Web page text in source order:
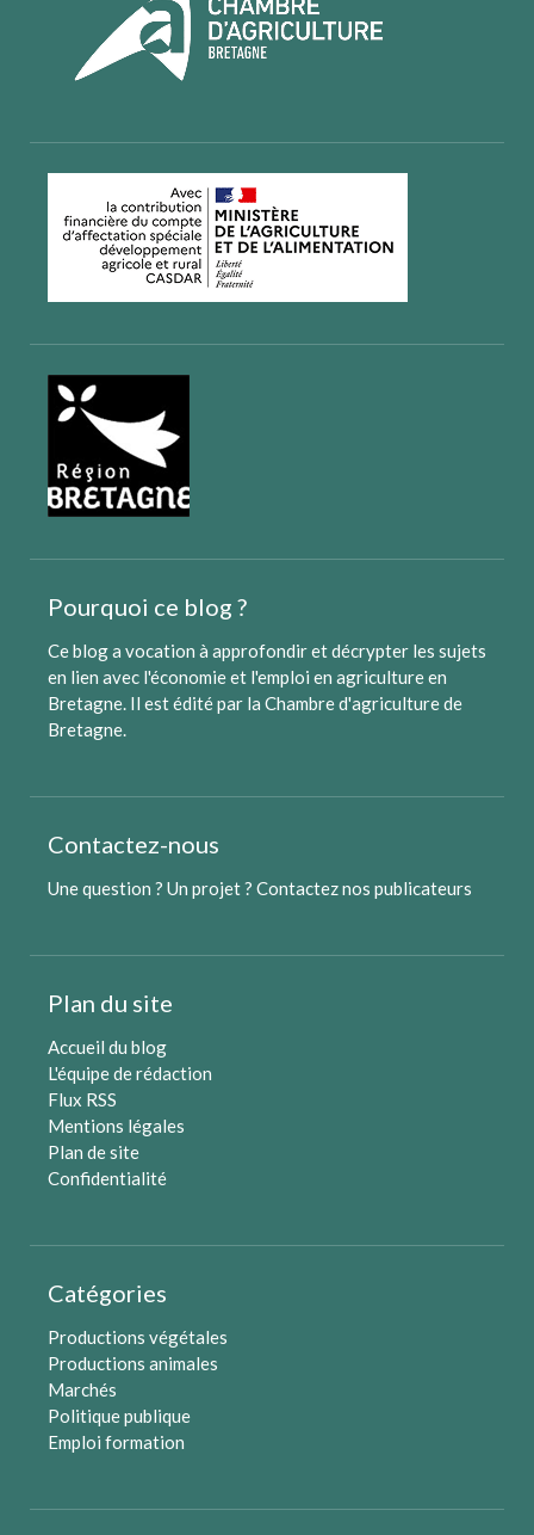
Pourquoi ce blog ?
Ce blog a vocation à approfondir et décrypter les sujets
en lien avec l'économie et l'emploi en agriculture en
Bretagne. Il est édité par la Chambre d'agriculture de
Bretagne.
Contactez-nous
Une question ? Un projet ? Contactez nos publicateurs
Plan du site
Accueil du blog
L'équipe de rédaction
Flux RSS
Mentions légales
Plan de site
Confidentialité
Catégories
Productions végétales
Productions animales
Marchés
Politique publique
Emploi formation